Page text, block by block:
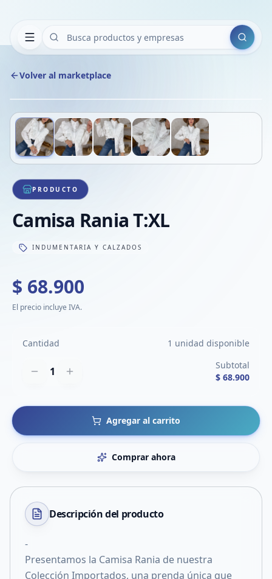
Buscar
Volver al marketplace
1/5
PRODUCTO
Camisa Rania T:XL
INDUMENTARIA Y CALZADOS
$ 68.900
El precio incluye IVA.
Cantidad 1 unidad disponible
1
Subtotal
$ 68.900
Agregar al carrito
Comprar ahora
Descripción del producto
-
Presentamos la Camisa Rania de nuestra
Colección Importados, una prenda única que